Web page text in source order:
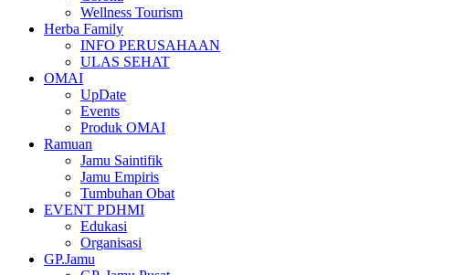
Wellness Tourism
Herba Family
INFO PERUSAHAAN
ULAS SEHAT
OMAI
UpDate
Events
Produk OMAI
Ramuan
Jamu Saintifik
Jamu Empiris
Tumbuhan Obat
EVENT PDHMI
Edukasi
Organisasi
GP.Jamu